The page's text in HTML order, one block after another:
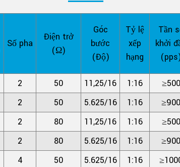
Số pha
Điện trở
(Ω)
Góc
bước
(Độ)
Tỷ lệ
xếp
hạng
Tần
khởi
2 50 11,25/16 1:16 ≥500
2 50 5.625/16 1:16 ≥900
2 80 11,25/16 1:16 ≥500
2 80 5.625/16 1:16 ≥900
4 50 5.625/16 1:16